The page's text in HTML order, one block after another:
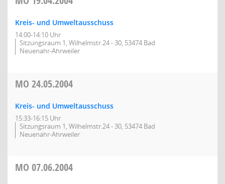
Kreis- und Umweltausschuss
14:00-14:10 Uhr
Sitzungsraum 1, Wilhelmstr.24 - 30, 53474 Bad
Neuenahr-Ahrweiler
MO 24.05.2004
Kreis- und Umweltausschuss
15:33-16:15 Uhr
Sitzungsraum 1, Wilhelmstr.24 - 30, 53474 Bad
Neuenahr-Ahrweiler
MO 07.06.2004